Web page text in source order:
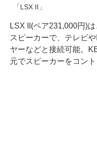
「LSX II」
LSX II(ペア231,000円)
スピーカーで、テレビ
ヤーなどと接続可能。
元でスピーカーをコント